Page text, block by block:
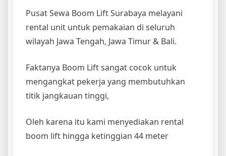
Pusat Sewa Boom Lift Surabaya melayani
rental unit untuk pemakaian di seluruh
wilayah Jawa Tengah, Jawa Timur & Bali.
Faktanya Boom Lift sangat cocok untuk
mengangkat pekerja yang membutuhkan
titik jangkauan tinggi,
Oleh karena itu kami menyediakan rental
boom lift hingga ketinggian 44 meter